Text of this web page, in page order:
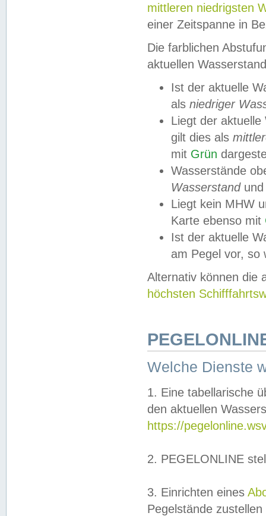
mittleren niedrigsten
einer Zeitspanne in
Die farblichen
aktuellen
Ist der aktuelle
als niedriger
Liegt der
gilt dies als
mit Grün
Wasserstände
Wasserstandund
Liegt kein MHW
Karte ebenso mit
Ist der aktuelle
am Pegel vor,
Alternativ können die
höchsten
Welche Dienste
1. Eine tabellarische
den aktuellen
https://
2. PEGELONLINE
3. Einrichten eines
Pegelstände